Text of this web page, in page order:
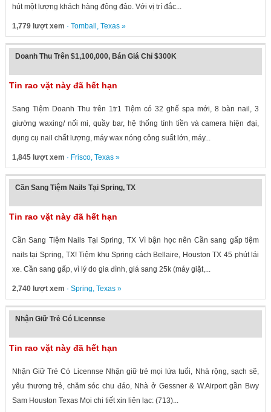
hút một lượng khách hàng đông đảo. Với vị trí đắc...
1,779 lượt xem · Tomball , Texas»
Doanh Thu Trên $1,100,000, Bán Giá Chỉ $300K
Tin rao vặt này đã hết hạn
Sang Tiệm Doanh Thu trên 1tr1 Tiệm có 32 ghế spa mới, 8 bàn nail, 3
giường waxing/ nối mi, quầy bar, hệ thống tính tiền và camera hiện đại,
dụng cụ nail chất lượng, máy wax nóng công suất lớn, máy...
1,845 lượt xem · Frisco, Texas»
Cần Sang Tiệm Nails Tại Spring, TX
Tin rao vặt này đã hết hạn
Cần Sang Tiệm Nails Tại Spring, TX Vì bận học nên Cần sang gấp tiệm
nails tại Spring, TX! Tiệm khu Spring cách Bellaire, Houston TX 45 phút lái
xe. Cần sang gấp, vì lý do gia đình, giá sang 25k (máy giặt,...
2,740 lượt xem · Spring, Texas»
Nhận Giữ Trẻ Có Licennse
Tin rao vặt này đã hết hạn
Nhận Giữ Trẻ Có Licennse Nhận giữ trẻ mọi lứa tuổi, Nhà rộng, sạch sẽ,
yêu thương trẻ, chăm sóc chu đáo, Nhà ở Gessner & W.Airport gần Bwy
Sam Houston Texas Mọi chi tiết xin liên lạc: (713)...